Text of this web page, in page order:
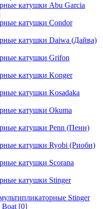
катушки Abu Garcia
катушки Condor
катушки Daiwa (Дайва)
катушки Grifon
катушки Konger
катушки Kosadaka
катушки Okuma
катушки Penn (Пенн)
катушки Ryobi (Риоби)
катушки Scorana
катушки Stinger
Stinger
Boat [0]